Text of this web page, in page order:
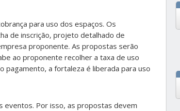
para uso dos espaços. Os
de inscrição, projeto detalhado de
proponente. As propostas serão
ao proponente recolher a taxa de uso
a fortaleza é liberada para uso
eventos. Por isso, as propostas devem